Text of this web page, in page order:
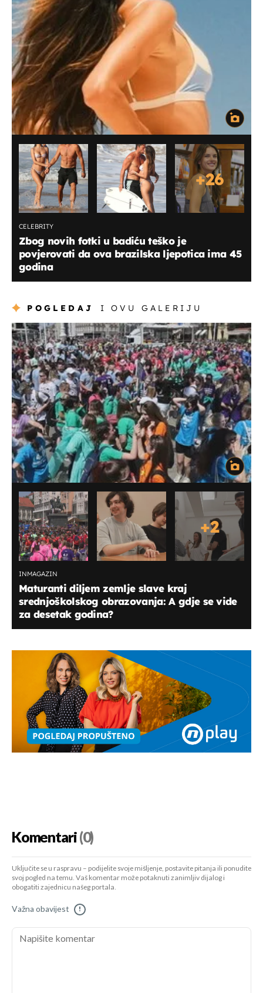
+26
CELEBRITY
Zbog novih fotki u badiću teško je
povjerovati da ova brazilska ljepotica ima 45
godina
POGLEDAJ I OVU GALERIJU
+2
INMAGAZIN
Maturanti diljem zemlje slave kraj
srednjoškolskog obrazovanja: A gdje se vide
za desetak godina?
Komentari(0)
Uključite se u raspravu – podijelite svoje mišljenje, postavite pitanja ili ponudite
svoj pogled na temu. Vaš komentar može potaknuti zanimljiv dijalog i
obogatiti zajednicu našeg portala.
Važna obavijest !